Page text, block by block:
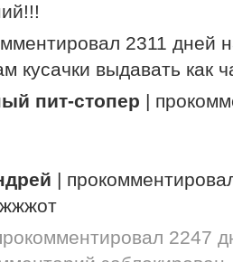
2311 дней
кусачки выдавать как
пит-стопер |
|
2247